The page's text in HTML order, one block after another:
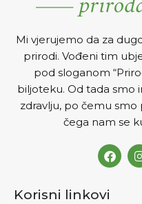
Mi vjerujemo da za
prirodi. Vođeni tim
pod sloganom
biljoteku. Od tada smo
zdravlju, po čemu
čega nam se
Korisni linkovi